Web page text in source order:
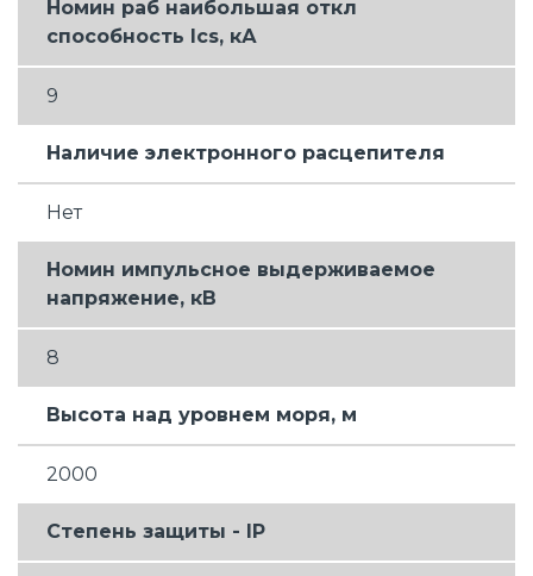
Номин раб наибольшая откл
способность Ics, кА
9
Наличие электронного расцепителя
Нет
Номин импульсное выдерживаемое
напряжение, кВ
8
Высота над уровнем моря, м
2000
Степень защиты - IP